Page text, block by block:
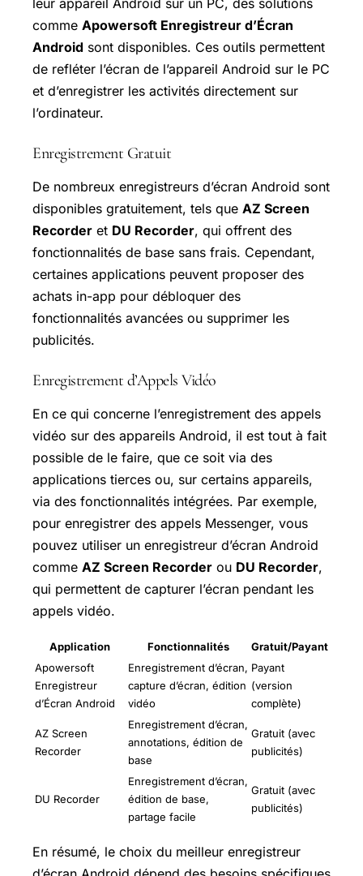
comme Apowersoft Enregistreur d’Écran
Android sont disponibles. Ces outils permettent
de refléter l’écran de l’appareil Android sur le PC
et d’enregistrer les activités directement sur
l’ordinateur.
Enregistrement Gratuit
De nombreux enregistreurs d’écran Android sont
disponibles gratuitement, tels que AZ Screen
Recorder et DU Recorder, qui offrent des
fonctionnalités de base sans frais. Cependant,
certaines applications peuvent proposer des
achats in-app pour débloquer des
fonctionnalités avancées ou supprimer les
publicités.
Enregistrement d’Appels Vidéo
En ce qui concerne l’enregistrement des appels
vidéo sur des appareils Android, il est tout à fait
possible de le faire, que ce soit via des
applications tierces ou, sur certains appareils,
via des fonctionnalités intégrées. Par exemple,
pour enregistrer des appels Messenger, vous
pouvez utiliser un enregistreur d’écran Android
comme AZ Screen Recorder ou DU Recorder,
qui permettent de capturer l’écran pendant les
appels vidéo.
Application Fonctionnalités
Gratuit/Payant
Apowersoft
Enregistreur
d’Écran Android
Enregistrement d’écran,
capture d’écran, édition
vidéo
Payant
(version
complète)
AZ Screen
Recorder
Enregistrement d’écran,
annotations, édition de
base
Gratuit (avec
publicités)
DU Recorder
Enregistrement d’écran,
édition de base,
partage facile
Gratuit (avec
publicités)
En résumé, le choix du meilleur enregistreur